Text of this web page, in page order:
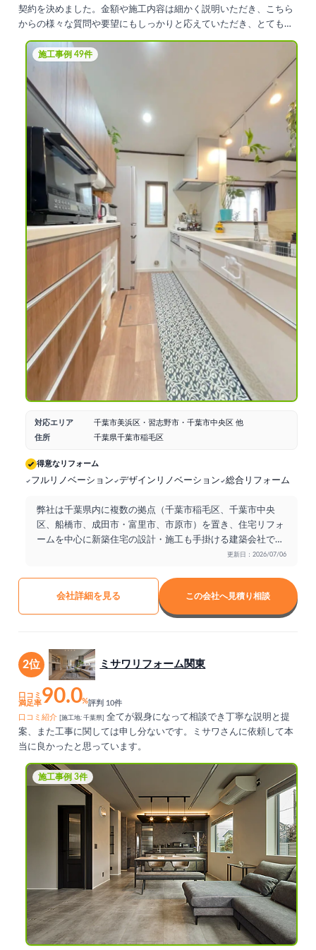
契約を決めました。金額や施工内容は細かく説明いただき、こちら
からの様々な質問や要望にもしっかりと応えていただき、とても満
足しています。
施工事例 49件
対応エリア
千葉市美浜区・習志野市・千葉市中央区 他
住所
千葉県千葉市稲毛区
得意なリフォーム
フルリノベーション デザインリノベーション 総合リフォーム
弊社は千葉県内に複数の拠点（千葉市稲毛区、千葉市中央
区、船橋市、成田市・富里市、市原市）を置き、住宅リフォ
ームを中心に新築住宅の設計・施工も手掛ける建築会社です
更新日：2026/07/06
会社詳細を見る この会社へ見積り相談
2位 ミサワリフォーム関東
口コミ
満足率90.0%評判 10件
口コミ紹介
[施工地: 千葉県]
全てが親身になって相談でき丁寧な説明と提
案、また工事に関しては申し分ないです。ミサワさんに依頼して本
当に良かったと思っています。
施工事例 3件